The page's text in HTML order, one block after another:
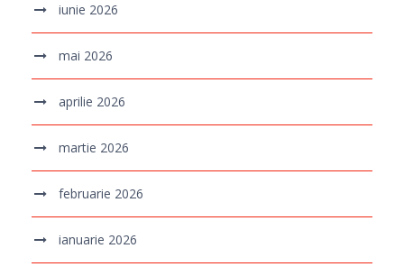
iunie 2026
mai 2026
aprilie 2026
martie 2026
februarie 2026
ianuarie 2026